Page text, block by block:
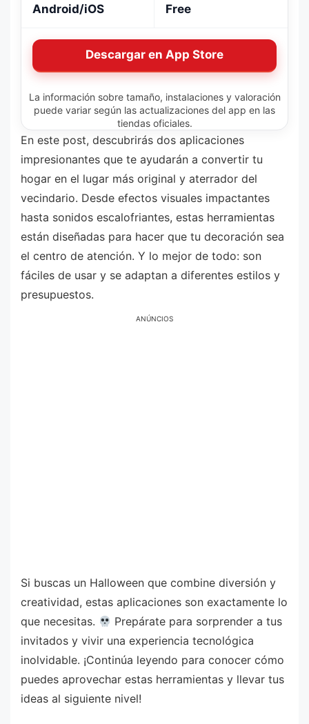
Android/iOS Free
Descargar en App Store
La información sobre tamaño, instalaciones y valoración
puede variar según las actualizaciones del app en las
tiendas oficiales.
En este post, descubrirás dos aplicaciones
impresionantes que te ayudarán a convertir tu
hogar en el lugar más original y aterrador del
vecindario. Desde efectos visuales impactantes
hasta sonidos escalofriantes, estas herramientas
están diseñadas para hacer que tu decoración sea
el centro de atención. Y lo mejor de todo: son
fáciles de usar y se adaptan a diferentes estilos y
presupuestos.
ANÚNCIOS
Si buscas un Halloween que combine diversión y
creatividad, estas aplicaciones son exactamente lo
que necesitas.
Prepárate para sorprender a tus
invitados y vivir una experiencia tecnológica
inolvidable. ¡Continúa leyendo para conocer cómo
puedes aprovechar estas herramientas y llevar tus
ideas al siguiente nivel!